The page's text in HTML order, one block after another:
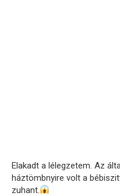
Elakadt a lélegzetem. Az
háztömbnyire volt a
zuhant.